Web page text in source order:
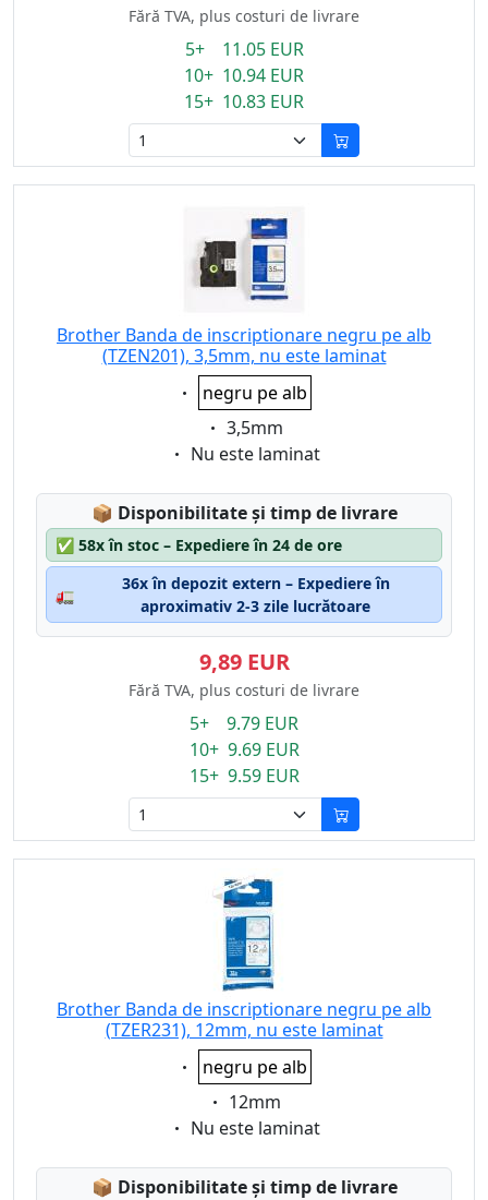
Fără TVA, plus costuri de livrare
5+ 11.05 EUR
10+ 10.94 EUR
15+ 10.83 EUR
Brother Banda de inscriptionare negru pe alb
(TZEN201), 3,5mm, nu este laminat
Eigenschaft:
negru pe alb
Eigenschaft:
3,5mm
Eigenschaft:
Nu este laminat
📦 Lagerstatus:
Disponibilitate și timp de livrare
✅ 58x în stoc – Expediere în 24 de ore
🚛
36x în depozit extern – Expediere în
aproximativ 2-3 zile lucrătoare
9,89 EUR
Fără TVA, plus costuri de livrare
5+ 9.79 EUR
10+ 9.69 EUR
15+ 9.59 EUR
Brother Banda de inscriptionare negru pe alb
(TZER231), 12mm, nu este laminat
Eigenschaft:
negru pe alb
Eigenschaft:
12mm
Eigenschaft:
Nu este laminat
📦 Lagerstatus:
Disponibilitate și timp de livrare